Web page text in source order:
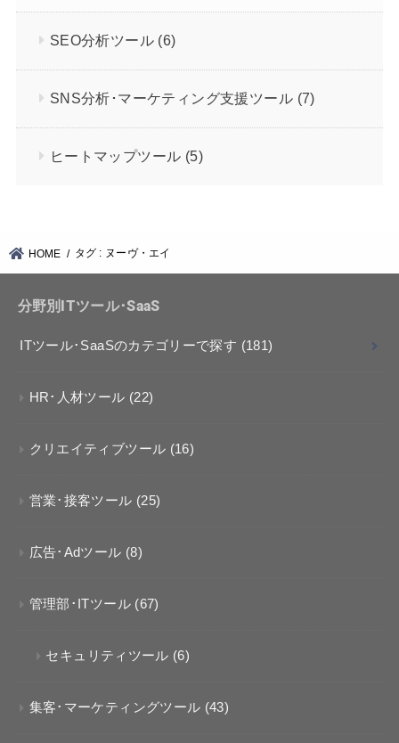
SEO分析ツール (6)
SNS分析･マーケティング支援ツール (7)
ヒートマップツール (5)
HOME タグ : ヌーヴ・エイ
分野別ITツール･SaaS
ITツール･SaaSのカテゴリーで探す (181)
HR･人材ツール (22)
クリエイティブツール (16)
営業･接客ツール (25)
広告･Adツール (8)
管理部･ITツール (67)
セキュリティツール (6)
集客･マーケティングツール (43)